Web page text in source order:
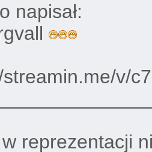
napisał:
v/
reprezentacji